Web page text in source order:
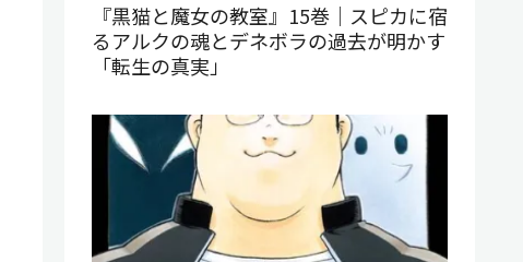
『黒猫と魔女の教室』15巻｜スピカに宿
るアルクの魂とデネボラの過去が明かす
「転生の真実」